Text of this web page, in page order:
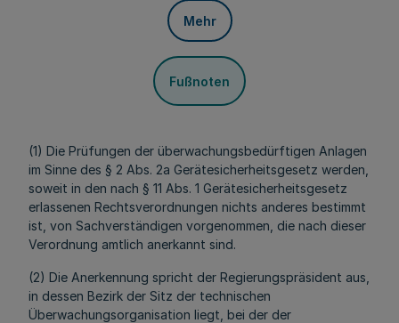
Mehr
Fußnoten
(1) Die Prüfungen der überwachungsbedürftigen Anlagen
im Sinne des § 2 Abs. 2a Gerätesicherheitsgesetz werden,
soweit in den nach § 11 Abs. 1 Gerätesicherheitsgesetz
erlassenen Rechtsverordnungen nichts anderes bestimmt
ist, von Sachverständigen vorgenommen, die nach dieser
Verordnung amtlich anerkannt sind.
(2) Die Anerkennung spricht der Regierungspräsident aus,
in dessen Bezirk der Sitz der technischen
Überwachungsorganisation liegt, bei der der